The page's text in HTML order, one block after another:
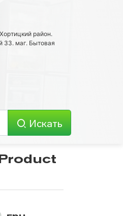
район.
33. маг. Бытовая
Искать